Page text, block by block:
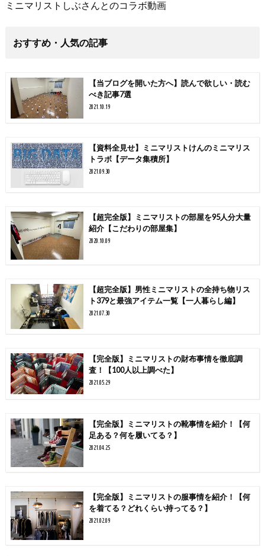
ミニマリストしぶさんとのコラボ動画
おすすめ・人気の記事
【当ブログを開いた方へ】読んで欲しい・読む
べき記事7選
2021.10.19
【資料全見せ】ミニマリストけんのミニマリス
トラボ【データ集積所】
2021.09.30
【超完全版】ミニマリストの部屋を95人分大量
紹介【こだわりの部屋集】
2020.10.09
【超完全版】男性ミニマリストの全持ち物リス
ト379と最強アイテム一覧【一人暮らし編】
2021.07.30
【完全版】ミニマリストの財布事情を徹底調
査！【100人以上調べた】
2021.05.29
【完全版】ミニマリストの靴事情を紹介！【何
足ある？何を履いてる？】
2021.04.25
【完全版】ミニマリストの服事情を紹介！【何
を着てる？どれくらい持ってる？】
2021.02.09